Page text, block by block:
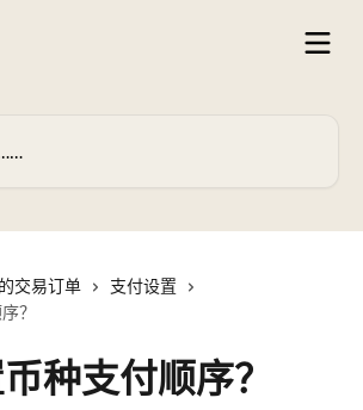
交易订单
支付设置
？
种支付顺序？